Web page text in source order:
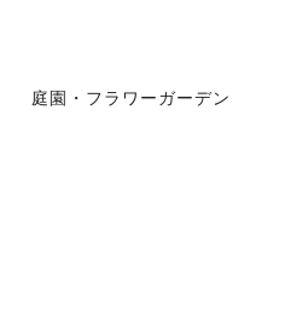
庭園・フラワーガーデン